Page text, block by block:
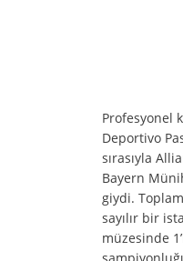
Profesyonel
Deportivo
sırasıyla
Bayern
giydi.
sayılır bir
müzesinde